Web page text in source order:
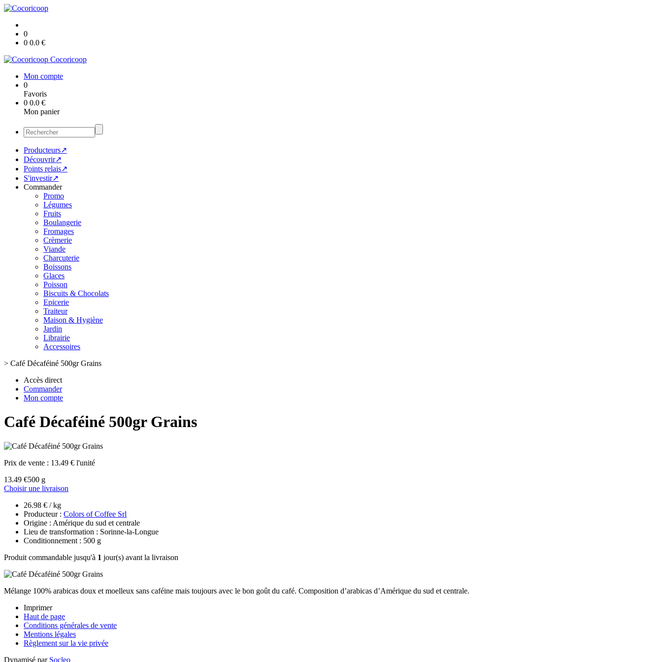
0
0 0.0 €
Cocoricoop
Mon compte
0
Favoris
0 0.0 €
Mon panier
Producteurs↗
Découvrir↗
Points relais↗
S'investir↗
Commander
Promo
Légumes
Fruits
Boulangerie
Fromages
Crèmerie
Viande
Charcuterie
Boissons
Glaces
Poisson
Biscuits & Chocolats
Epicerie
Traiteur
Maison & Hygiène
Jardin
Librairie
Accessoires
> Café Décaféiné 500gr Grains
Accès direct
Commander
Mon compte
Café Décaféiné 500gr Grains
Prix de vente : 13.49 € l'unité
13.49 €500 g
Choisir une livraison
26.98 € / kg
Producteur : Colors of Coffee Srl
Origine : Amérique du sud et centrale
Lieu de transformation : Sorinne-la-Longue
Conditionnement : 500 g
Produit commandable jusqu'à 1 jour(s) avant la livraison
Mélange 100% arabicas doux et moelleux sans caféine mais toujours avec le bon goût du café. Composition d’arabicas d’Amérique du sud et centrale.
Imprimer
Haut de page
Conditions générales de vente
Mentions légales
Règlement sur la vie privée
Dynamisé par Socleo